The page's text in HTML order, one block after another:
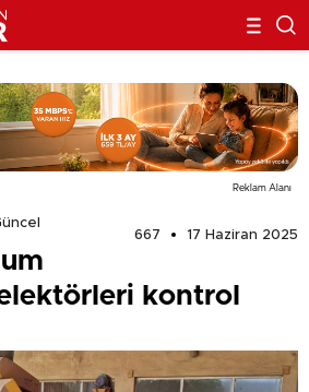
Reklam Alanı
667
17 Haziran 2025
kontrol